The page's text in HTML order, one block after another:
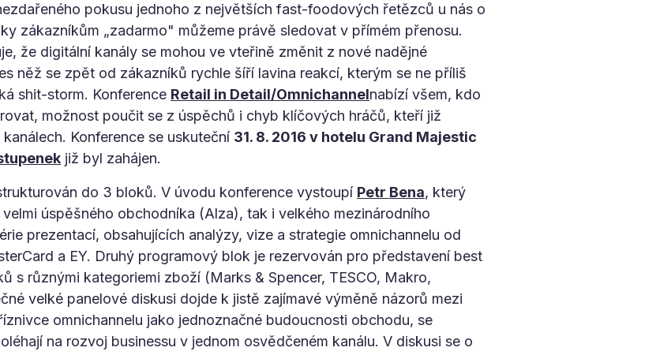
pokusu jednoho z největších fast-foodových řetězců u nás o
zákazníkům „zadarmo" můžeme právě sledovat v přímém přenosu.
že digitální kanály se mohou ve vteřině změnit z nové nadějné
něž se zpět od zákazníků rychle šíří lavina reakcí, kterým se ne příliš
shit-storm. Konference Retail in Detail/Omnichannelnabízí všem, kdo
možnost poučit se z úspěchů i chyb klíčových hráčů, kteří již
Konference se uskuteční 31. 8. 2016 v hotelu Grand Majestic
již byl zahájen.
do 3 bloků. V úvodu konference vystoupí Petr Bena, který
úspěšného obchodníka (Alza), tak i velkého mezinárodního
prezentací, obsahujících analýzy, vize a strategie omnichannelu od
a EY. Druhý programový blok je rezervován pro představení best
s různými kategoriemi zboží (Marks & Spencer, TESCO, Makro,
velké panelové diskusi dojde k jistě zajímavé výměně názorů mezi
omnichannelu jako jednoznačné budoucnosti obchodu, se
na rozvoj businessu v jednom osvědčeném kanálu. V diskusi se o